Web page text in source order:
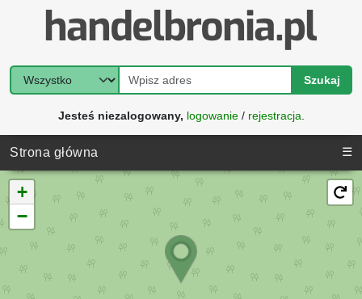
Szukaj
Jesteś niezalogowany, logowanie/ rejestracja
Strona główna ☰
+
−